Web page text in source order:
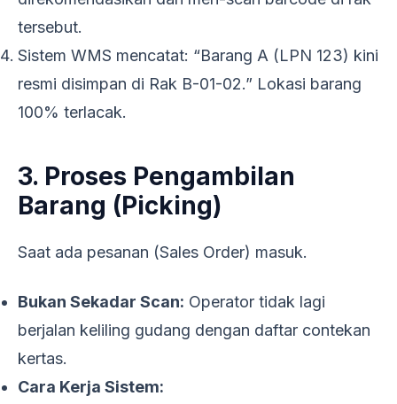
tersebut.
Sistem WMS mencatat: “Barang A (LPN 123) kini
resmi disimpan di Rak B-01-02.” Lokasi barang
100% terlacak.
3. Proses Pengambilan
Barang (Picking)
Saat ada pesanan (Sales Order) masuk.
Bukan Sekadar Scan: Operator tidak lagi
berjalan keliling gudang dengan daftar contekan
kertas.
Cara Kerja Sistem: